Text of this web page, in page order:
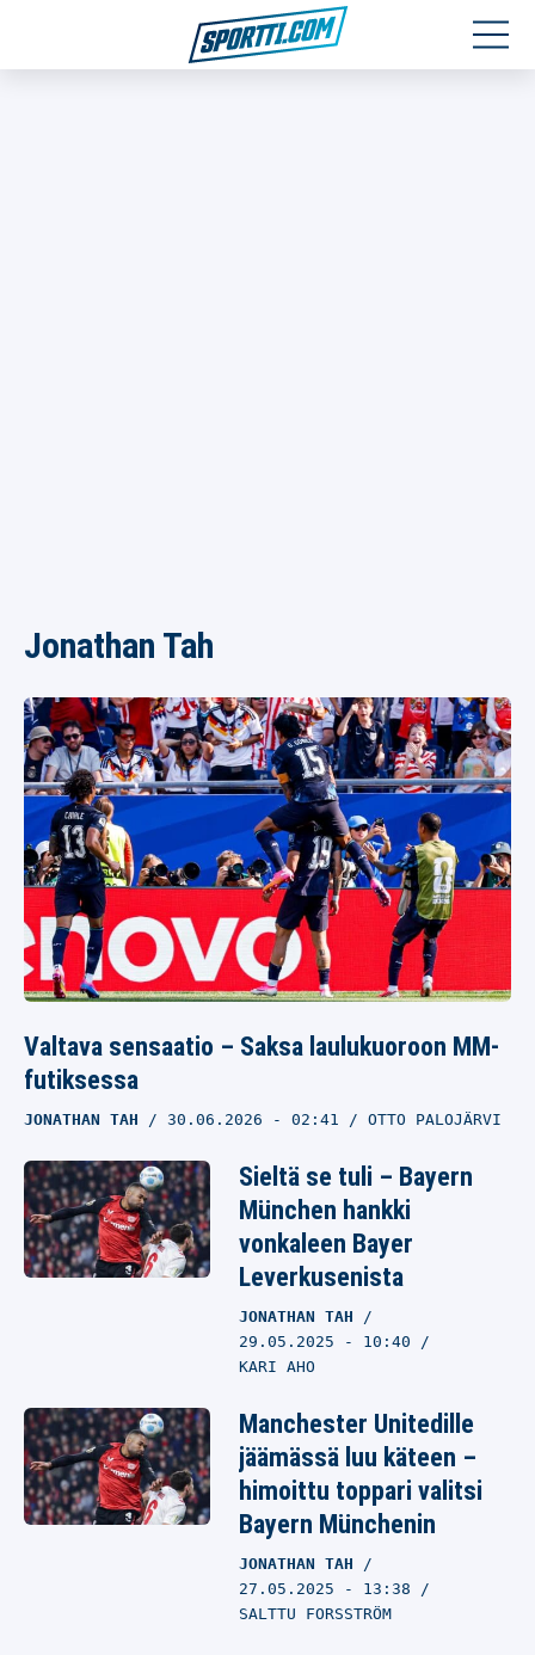
Jonathan Tah
Valtava sensaatio – Saksa laulukuoroon MM-
futiksessa
JONATHAN TAH 30.06.2026 - 02:41 OTTO PALOJÄRVI
Sieltä se tuli – Bayern
München hankki
vonkaleen Bayer
Leverkusenista
JONATHAN TAH
29.05.2025 - 10:40
KARI AHO
Manchester Unitedille
jäämässä luu käteen –
himoittu toppari valitsi
Bayern Münchenin
JONATHAN TAH
27.05.2025 - 13:38
SALTTU FORSSTRÖM